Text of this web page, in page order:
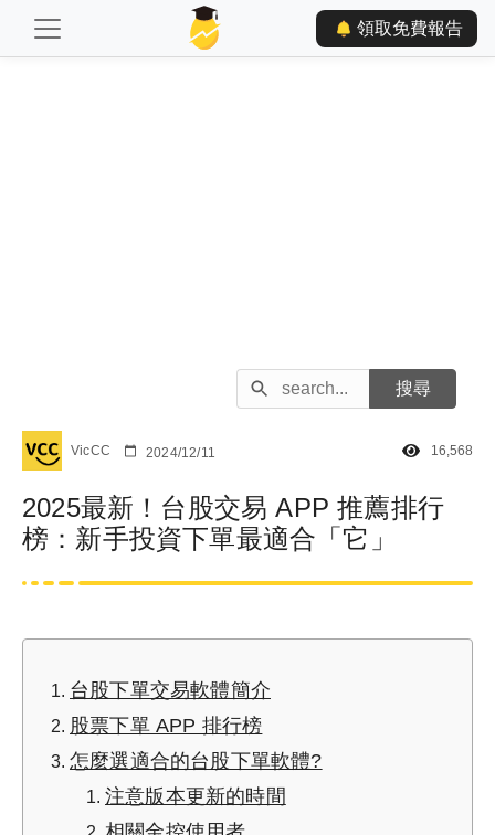
領取免費報告
VicCC 2024/12/11 16,568
2025最新！台股交易 APP 推薦排行
榜：新手投資下單最適合「它」
台股下單交易軟體簡介
股票下單 APP 排行榜
怎麼選適合的台股下單軟體?
注意版本更新的時間